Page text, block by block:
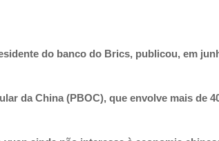
do banco do Brics, publicou, em
da China (PBOC), que envolve mais de